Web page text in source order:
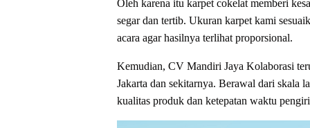
Oleh karena itu karpet cokelat memberi
segar dan tertib. Ukuran karpet kami
acara agar hasilnya terlihat proporsional.
Kemudian, CV Mandiri Jaya Kolaborasi
Jakarta dan sekitarnya. Berawal dari skala
kualitas produk dan ketepatan waktu